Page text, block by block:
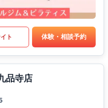
ト 体験・相談予約
品寺店